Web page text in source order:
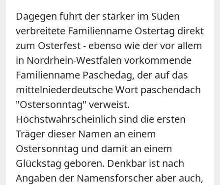
Dagegen führt der stärker im Süden
verbreitete Familienname Ostertag direkt
zum Osterfest - ebenso wie der vor allem
in Nordrhein-Westfalen vorkommende
Familienname Paschedag, der auf das
mittelniederdeutsche Wort paschendach
"Ostersonntag" verweist.
Höchstwahrscheinlich sind die ersten
Träger dieser Namen an einem
Ostersonntag und damit an einem
Glückstag geboren. Denkbar ist nach
Angaben der Namensforscher aber auch,